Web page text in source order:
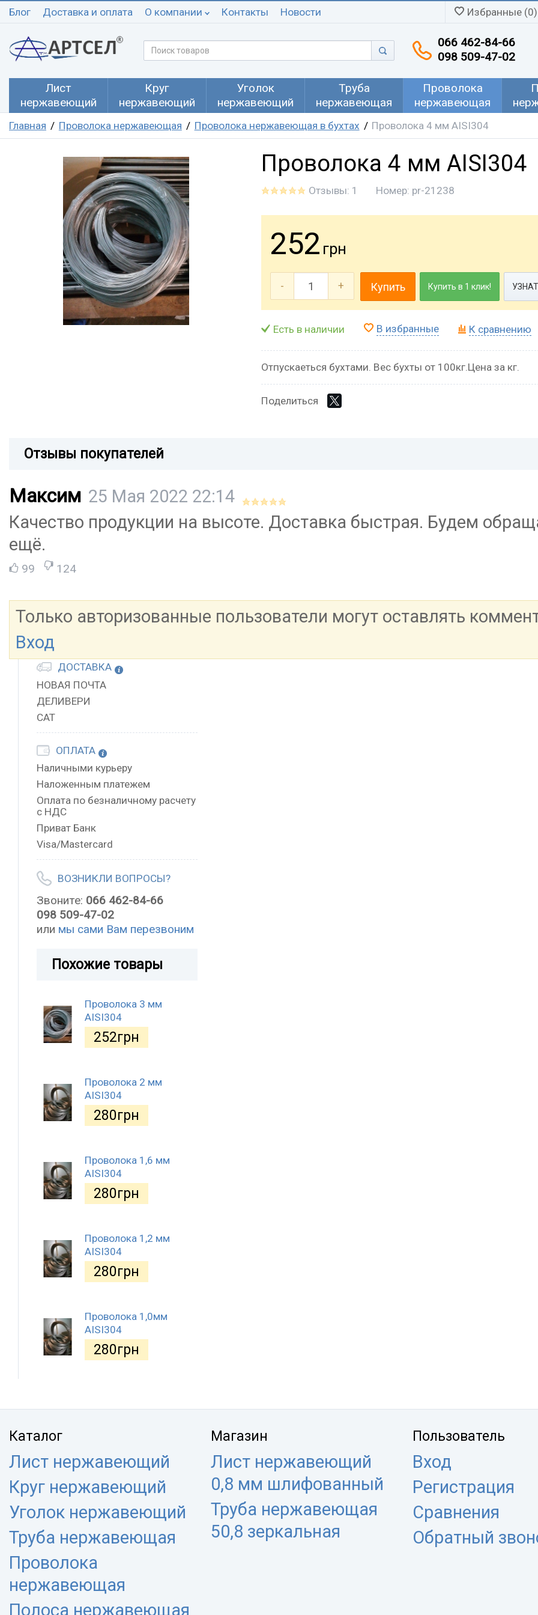
Блог Доставка и оплата О компании Контакты Новости Избранные (0)
066 462-84-66
098 509-47-02
Лист
нержавеющий
Круг
нержавеющий
Уголок
нержавеющий
Труба
нержавеющая
Проволока
нержавеющая
Главная Проволока нержавеющая Проволока нержавеющая в бухтах Проволока 4 мм AISI304
Проволока 4 мм AISI304
Отзывы: 1 Номер: pr-21238
252 грн
- + Купить Купить в 1 клик!
Есть в наличии В избранные К сравнению
Отпускаеться бухтами. Вес бухты от 100кг.Цена за кг.
Поделиться
Отзывы покупателей
Максим 25 Мая 2022 22:14
Качество продукции на высоте. Доставка быстрая. Будем
ещё.
99 124
Только авторизованные пользователи могут оставлять
Вход
ДОСТАВКА
НОВАЯ ПОЧТА
ДЕЛИВЕРИ
САТ
ОПЛАТА
Наличными курьеру
Наложенным платежем
Оплата по безналичному расчету
с НДС
Приват Банк
Visa/Mastercard
ВОЗНИКЛИ ВОПРОСЫ?
Звоните: 066 462-84-66
098 509-47-02
или мы сами Вам перезвоним
Похожие товары
Проволока 3 мм
AISI304
252грн
Проволока 2 мм
AISI304
280грн
Проволока 1,6 мм
AISI304
280грн
Проволока 1,2 мм
AISI304
280грн
Проволока 1,0мм
AISI304
280грн
Каталог
Лист нержавеющий
Круг нержавеющий
Уголок нержавеющий
Труба нержавеющая
Проволока
нержавеющая
Полоса нержавеющая
Магазин
Лист нержавеющий
0,8 мм шлифованный
Труба нержавеющая
50,8 зеркальная
Пользователь
Вход
Регистрация
Сравнения
Обратный